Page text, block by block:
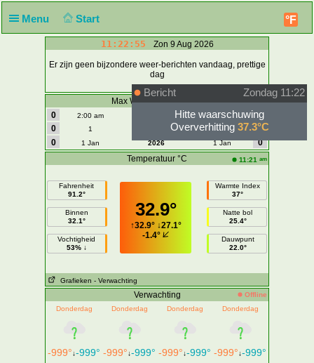
Menu Start °F
11:22:55 Zon 9 Aug 2026
Er zijn geen bijzondere weer-berichten vandaag, prettige
dag
Max Wind | Vlaag - km/u
0
2:00 am 2:00 am
0
0
1 Augustus 1
0
0
1 Jan 2026 1 Jan
0
Temperatuur °C
11:21 am
Fahrenheit
91.2°
Binnen
32.1°
Vochtigheid
53% ↓
32.9°
↑32.9°↓27.1°
-1.4°
Warmte Index
37°
Natte bol
25.4°
Dauwpunt
22.0°
Grafieken - Verwachting
Verwachting
Offline
Donderdag
Donderdag Donderdag Donderdag
-999°↓-999° -999°↓-999° -999°↓-999° -999°↓-999°
Bericht
Zondag 11:22
Hitte waarschuwing
Oververhitting 37.3°C